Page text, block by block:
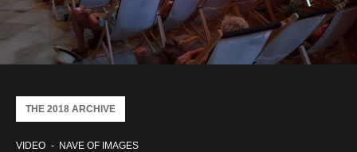
VIDEO NAVE OF IMAGES
THE 2018 ARCHIVE